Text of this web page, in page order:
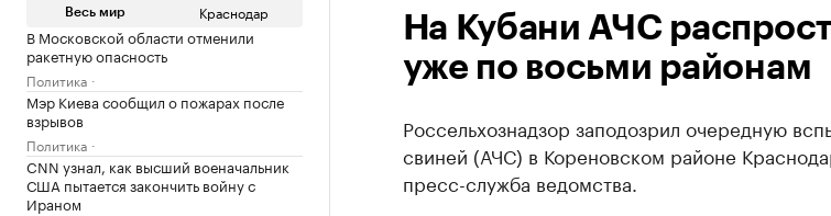
Весь мир Краснодар
В Московской области отменили
ракетную опасность
Политика
Мэр Киева сообщил о пожарах после
взрывов
Политика
CNN узнал, как высший военачальник
США пытается закончить войну с
Ираном
На Кубани АЧС
уже по восьми районам
Россельхознадзор заподозрил очередную
свиней (АЧС) в Кореновском районе
пресс-служба ведомства.